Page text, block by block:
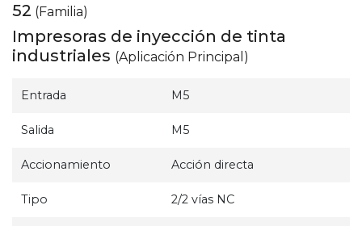
52 (Familia)
Impresoras de inyección de tinta
industriales (Aplicación Principal)
Entrada M5
Salida M5
Accionamiento Acción directa
Tipo 2/2 vías NC